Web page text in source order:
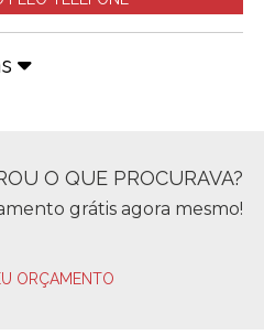
O QUE PROCURAVA?
grátis agora mesmo!
ORÇAMENTO